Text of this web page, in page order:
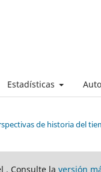
Estadísticas
de historia del
. Consulte la versión